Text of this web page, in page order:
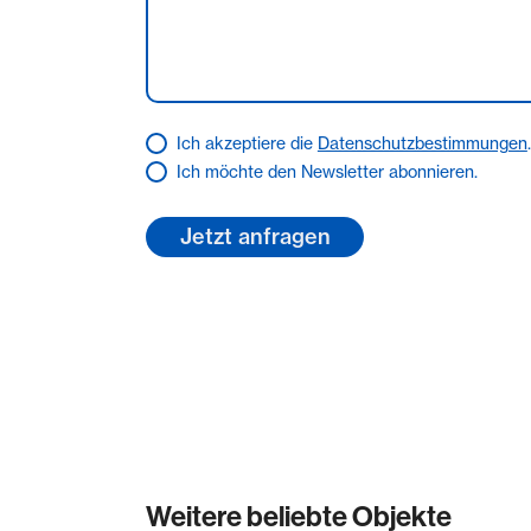
der Verletzung des Lebens, des Körpers
Schadensersatzhaftung der Koengeter &
gegenüber ausgeschlossen oder
Vertreter. Wir haben einen
Verkäufer in gleicher Höhe abgeschlossen.
Ich akzeptiere die Datenschutzbestimmungen.
Ich möchte den Newsletter abonnieren.
Weitere beliebte Objekte